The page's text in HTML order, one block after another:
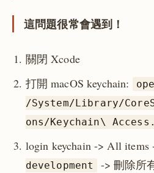
這問題很常會遇到！
關閉 Xcode
打開 macOS keychain:
/System/Library/
ons/Keychain\
login keychain -> All items
development
-> 刪除所